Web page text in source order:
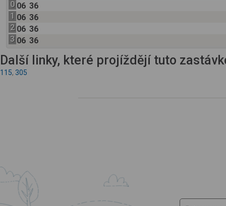
0 06 36
1 06 36
2 06 36
3 06 36
Další linky, které projíždějí tuto
115, 305